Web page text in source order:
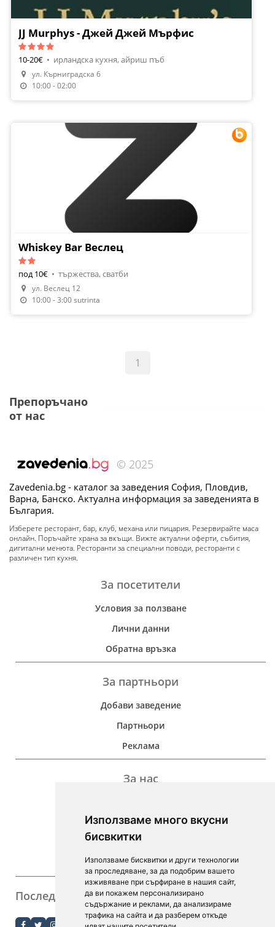
Използваме много вкусни
бисвкитки
Използваме бисквитки и други технологии
за проследяване, за да подобрим вашето
изживяване при сърфиране в нашия сайт,
да ви покажем персонализирано
съдържание и реклами, да анализираме
трафика на сайта и да разберем откъде
Направи Резервация
JJ Murphys - Джей Джей Мърфис
10-20€ • ирландска кухня, айриш пъб
ул. Кърниградска 6
10:00 - 02:00
Направи Резервация
Whiskey Bar Веслец
под 10€ • тържества, сватби
ул. Веслец 12
10:00 - 3:00 sutrinta
1
Препоръчано
от нас
© 2025
Zavedenia.bg - каталог за заведения София, Пловдив,
Варна, Банско. Актуална информация за заведенията в
България.
Изберете ресторант, бар, клуб, механа или пицария. Резервирайте маса
онлайн. Поръчайте храна за вкъщи. Вижте актуални оферти, събития,
дигитални менюта. Ресторанти за специални поводи, ресторанти с
различен тип кухня.
За посетители
Условия за ползване
Лични данни
Обратна връзка
За партньори
Добави заведение
Партньори
Реклама
За нас
Контакти
For Investors
F.A.Q.
Последвайте ни
order.bg